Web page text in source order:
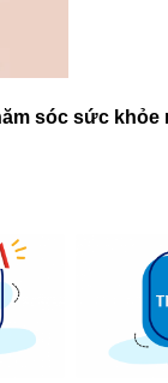
sóc sức khỏe